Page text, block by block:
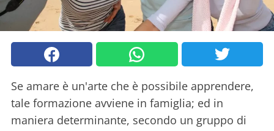
Se amare è un'arte che è possibile apprendere,
tale formazione avviene in famiglia; ed in
maniera determinante, secondo un gruppo di